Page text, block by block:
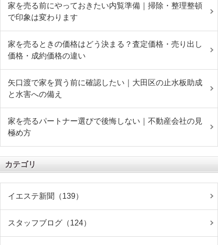
家を売る前にやっておきたい内覧準備｜掃除・整理整頓
で印象は変わります
家を売るときの価格はどう決まる？査定価格・売り出し
価格・成約価格の違い
矢口渡で家を買う前に確認したい｜大田区の止水板助成
と水害への備え
家を売るパートナー選びで後悔しない｜不動産会社の見
極め方
カテゴリ
イエステ新聞（139）
スタッフブログ（124）